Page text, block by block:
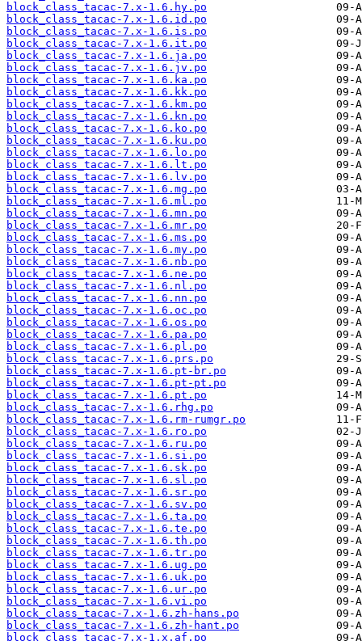
block_class_tacac-7.x-1.6.hy.po
block_class_tacac-7.x-1.6.id.po
block_class_tacac-7.x-1.6.is.po
block_class_tacac-7.x-1.6.it.po
block_class_tacac-7.x-1.6.ja.po
block_class_tacac-7.x-1.6.jv.po
block_class_tacac-7.x-1.6.ka.po
block_class_tacac-7.x-1.6.kk.po
block_class_tacac-7.x-1.6.km.po
block_class_tacac-7.x-1.6.kn.po
block_class_tacac-7.x-1.6.ko.po
block_class_tacac-7.x-1.6.ku.po
block_class_tacac-7.x-1.6.lo.po
block_class_tacac-7.x-1.6.lt.po
block_class_tacac-7.x-1.6.lv.po
block_class_tacac-7.x-1.6.mg.po
block_class_tacac-7.x-1.6.ml.po
block_class_tacac-7.x-1.6.mn.po
block_class_tacac-7.x-1.6.mr.po
block_class_tacac-7.x-1.6.ms.po
block_class_tacac-7.x-1.6.my.po
block_class_tacac-7.x-1.6.nb.po
block_class_tacac-7.x-1.6.ne.po
block_class_tacac-7.x-1.6.nl.po
block_class_tacac-7.x-1.6.nn.po
block_class_tacac-7.x-1.6.oc.po
block_class_tacac-7.x-1.6.os.po
block_class_tacac-7.x-1.6.pa.po
block_class_tacac-7.x-1.6.pl.po
block_class_tacac-7.x-1.6.prs.po
block_class_tacac-7.x-1.6.pt-br.po
block_class_tacac-7.x-1.6.pt-pt.po
block_class_tacac-7.x-1.6.pt.po
block_class_tacac-7.x-1.6.rhg.po
block_class_tacac-7.x-1.6.rm-rumgr.po
block_class_tacac-7.x-1.6.ro.po
block_class_tacac-7.x-1.6.ru.po
block_class_tacac-7.x-1.6.si.po
block_class_tacac-7.x-1.6.sk.po
block_class_tacac-7.x-1.6.sl.po
block_class_tacac-7.x-1.6.sr.po
block_class_tacac-7.x-1.6.sv.po
block_class_tacac-7.x-1.6.ta.po
block_class_tacac-7.x-1.6.te.po
block_class_tacac-7.x-1.6.th.po
block_class_tacac-7.x-1.6.tr.po
block_class_tacac-7.x-1.6.ug.po
block_class_tacac-7.x-1.6.uk.po
block_class_tacac-7.x-1.6.ur.po
block_class_tacac-7.x-1.6.vi.po
block_class_tacac-7.x-1.6.zh-hans.po
block_class_tacac-7.x-1.6.zh-hant.po
block_class_tacac-7.x-1.x.af.po